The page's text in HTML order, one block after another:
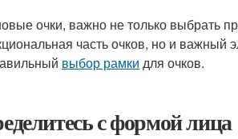
очки, важно не только выбрать
часть очков, но и
выбор рамки для очков.
с формой лица